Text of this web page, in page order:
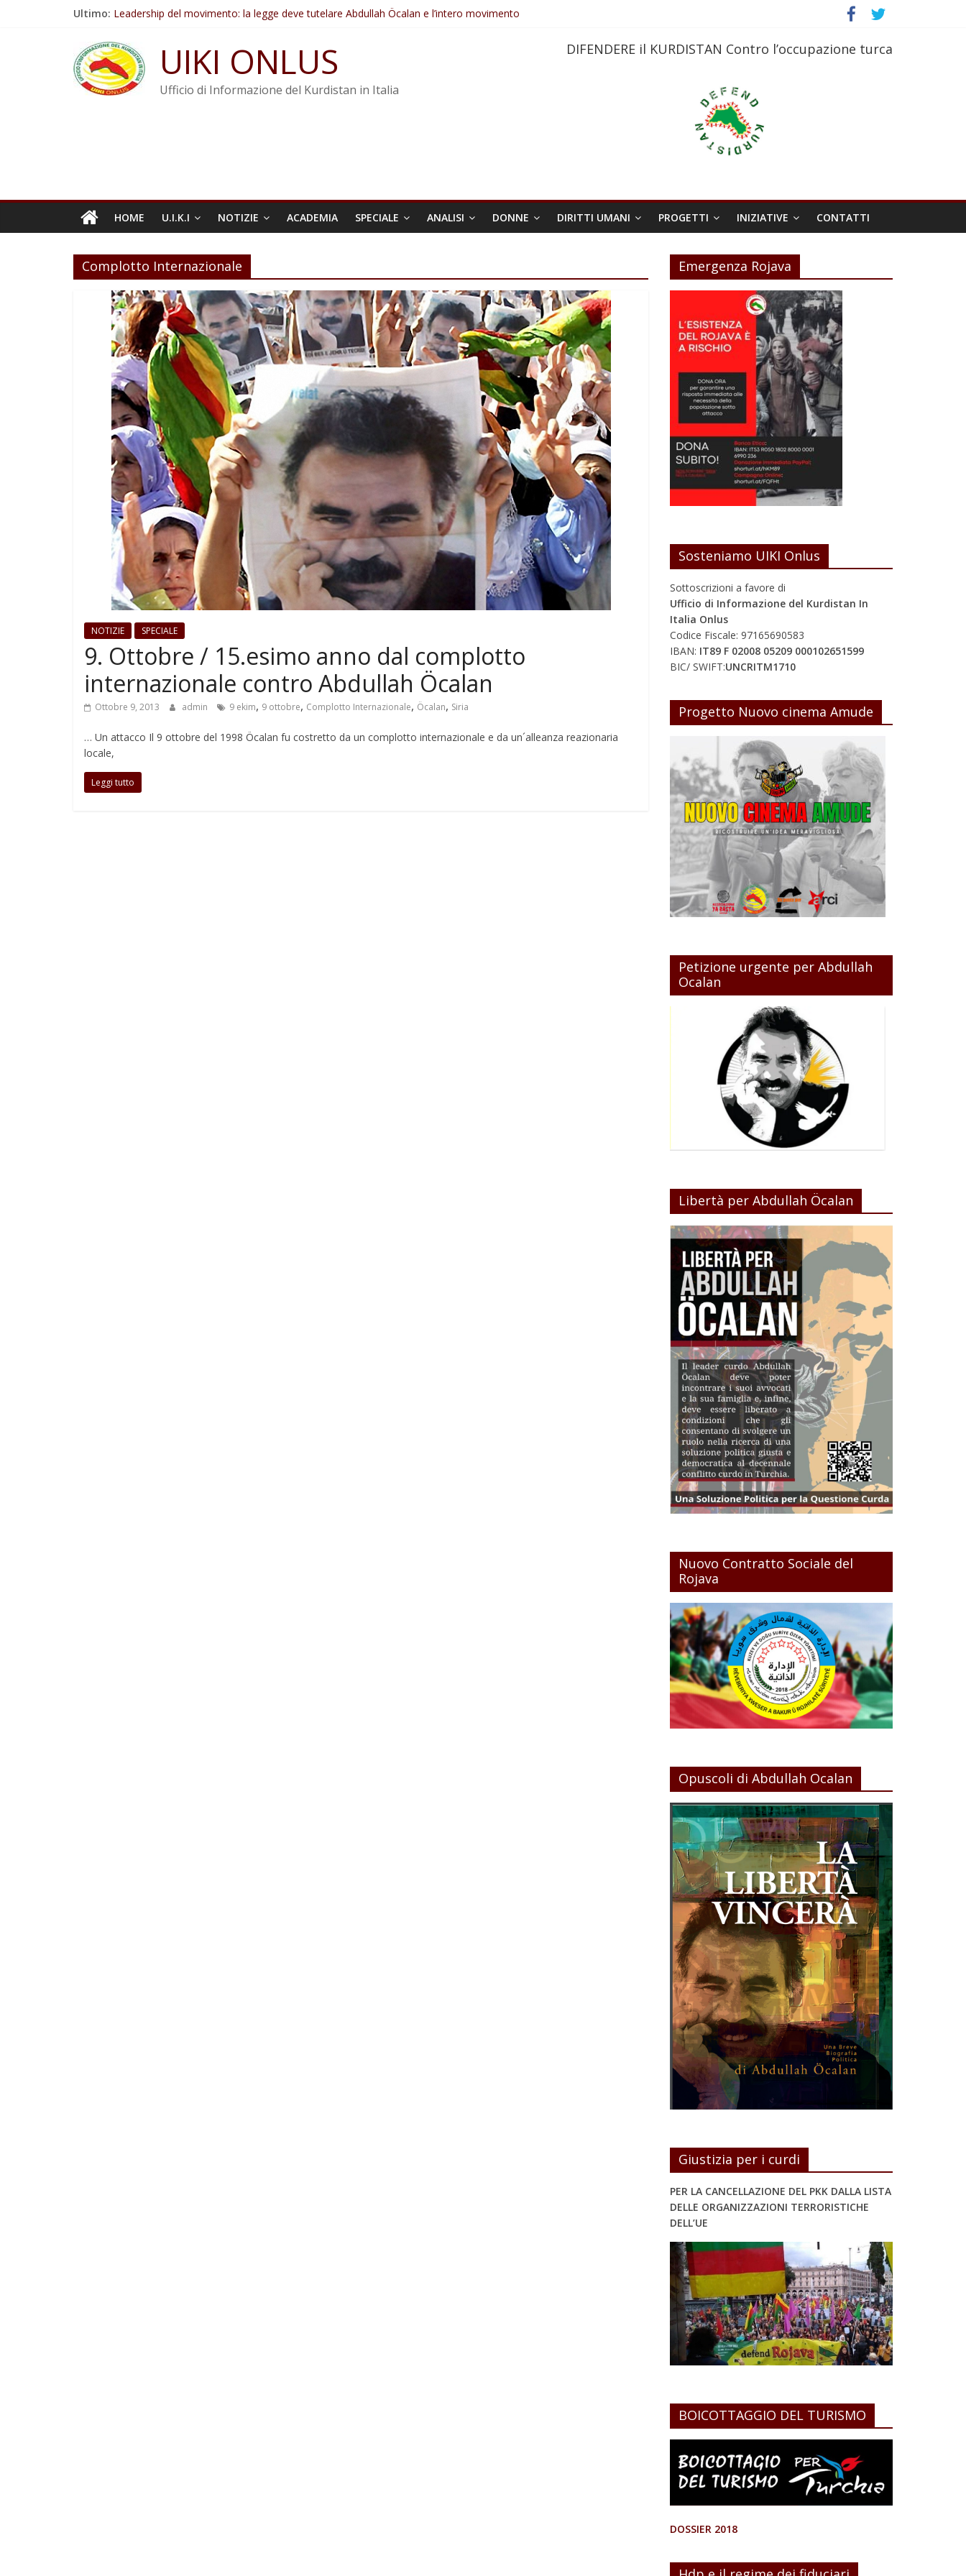
Ultimo: Leadership del movimento: la legge deve tutelare Abdullah Öcalan e l’intero movimento
Non tenere conto della situazione di Rêber Apo ostacolerebbe l’attuazione della legge
Il KNK chiede un’azione internazionale contro i crimini di guerra dell’Iran
Abdullah Öcalan: Le legge negativa deve essere trasformata in legge positiva
UIKI ONLUS
Ufficio di Informazione del Kurdistan in Italia
DIFENDERE il KURDISTAN Contro l’occupazione turca
HOME U.I.K.I NOTIZIE ACADEMIA SPECIALE ANALISI DONNE DIRITTI UMANI PROGETTI INIZIATIVE CONTATTI
Complotto Internazionale
NOTIZIE SPECIALE
9. Ottobre / 15.esimo anno dal complotto
internazionale contro Abdullah Öcalan
Ottobre 9, 2013 admin 9 ekim, 9 ottobre, Complotto Internazionale, Öcalan, Siria
… Un attacco Il 9 ottobre del 1998 Öcalan fu costretto da un complotto internazionale e da un´alleanza reazionaria
locale,
Leggi tutto
Emergenza Rojava
Sosteniamo UIKI Onlus
Sottoscrizioni a favore di
Ufficio di Informazione del Kurdistan In
Italia Onlus
Codice Fiscale: 97165690583
IBAN: IT89 F 02008 05209 000102651599
BIC/ SWIFT:UNCRITM1710
Progetto Nuovo cinema Amude
Petizione urgente per Abdullah
Ocalan
Libertà per Abdullah Öcalan
Nuovo Contratto Sociale del
Rojava
Opuscoli di Abdullah Ocalan
Giustizia per i curdi
PER LA CANCELLAZIONE DEL PKK DALLA LISTA
DELLE ORGANIZZAZIONI TERRORISTICHE
DELL’UE
BOICOTTAGGIO DEL TURISMO
DOSSIER 2018